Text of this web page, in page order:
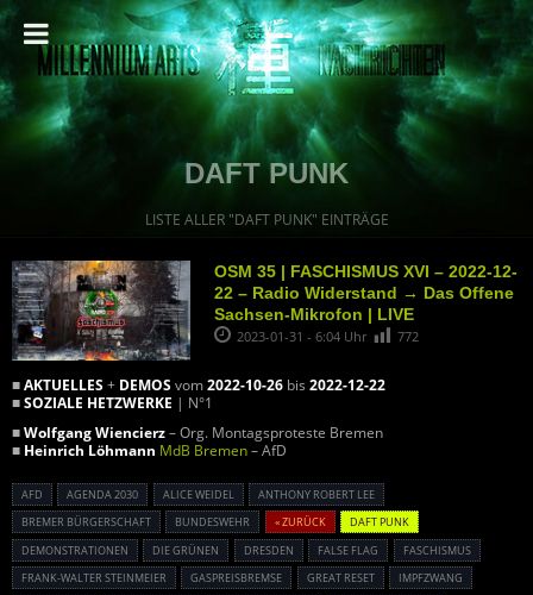
DAFT PUNK
LISTE ALLER "DAFT PUNK" EINTRÄGE
OSM 35 | FASCHISMUS XVI – 2022-12-
22 – Radio Widerstand → Das Offene
Sachsen-Mikrofon | LIVE
2023-01-31 - 6:04 Uhr 772
■AKTUELLES+ DEMOSvom2022-10-26 bis 2022-12-22
■SOZIALE HETZWERKE | N°1
■Wolfgang Wiencierz– Org. Montagsproteste Bremen
■ Heinrich Löhmann MdB Bremen– AfD
AFD AGENDA 2030 ALICE WEIDEL
ANTHONY ROBERT LEE
BREMER BÜRGERSCHAFT
BUNDESWEHR « ZURÜCK
DAFT PUNK
DEMONSTRATIONEN
DIE GRÜNEN DRESDEN FALSE FLAG
FASCHISMUS
FRANK-WALTER STEINMEIER
GASPREISBREMSE GREAT RESET
IMPFZWANG